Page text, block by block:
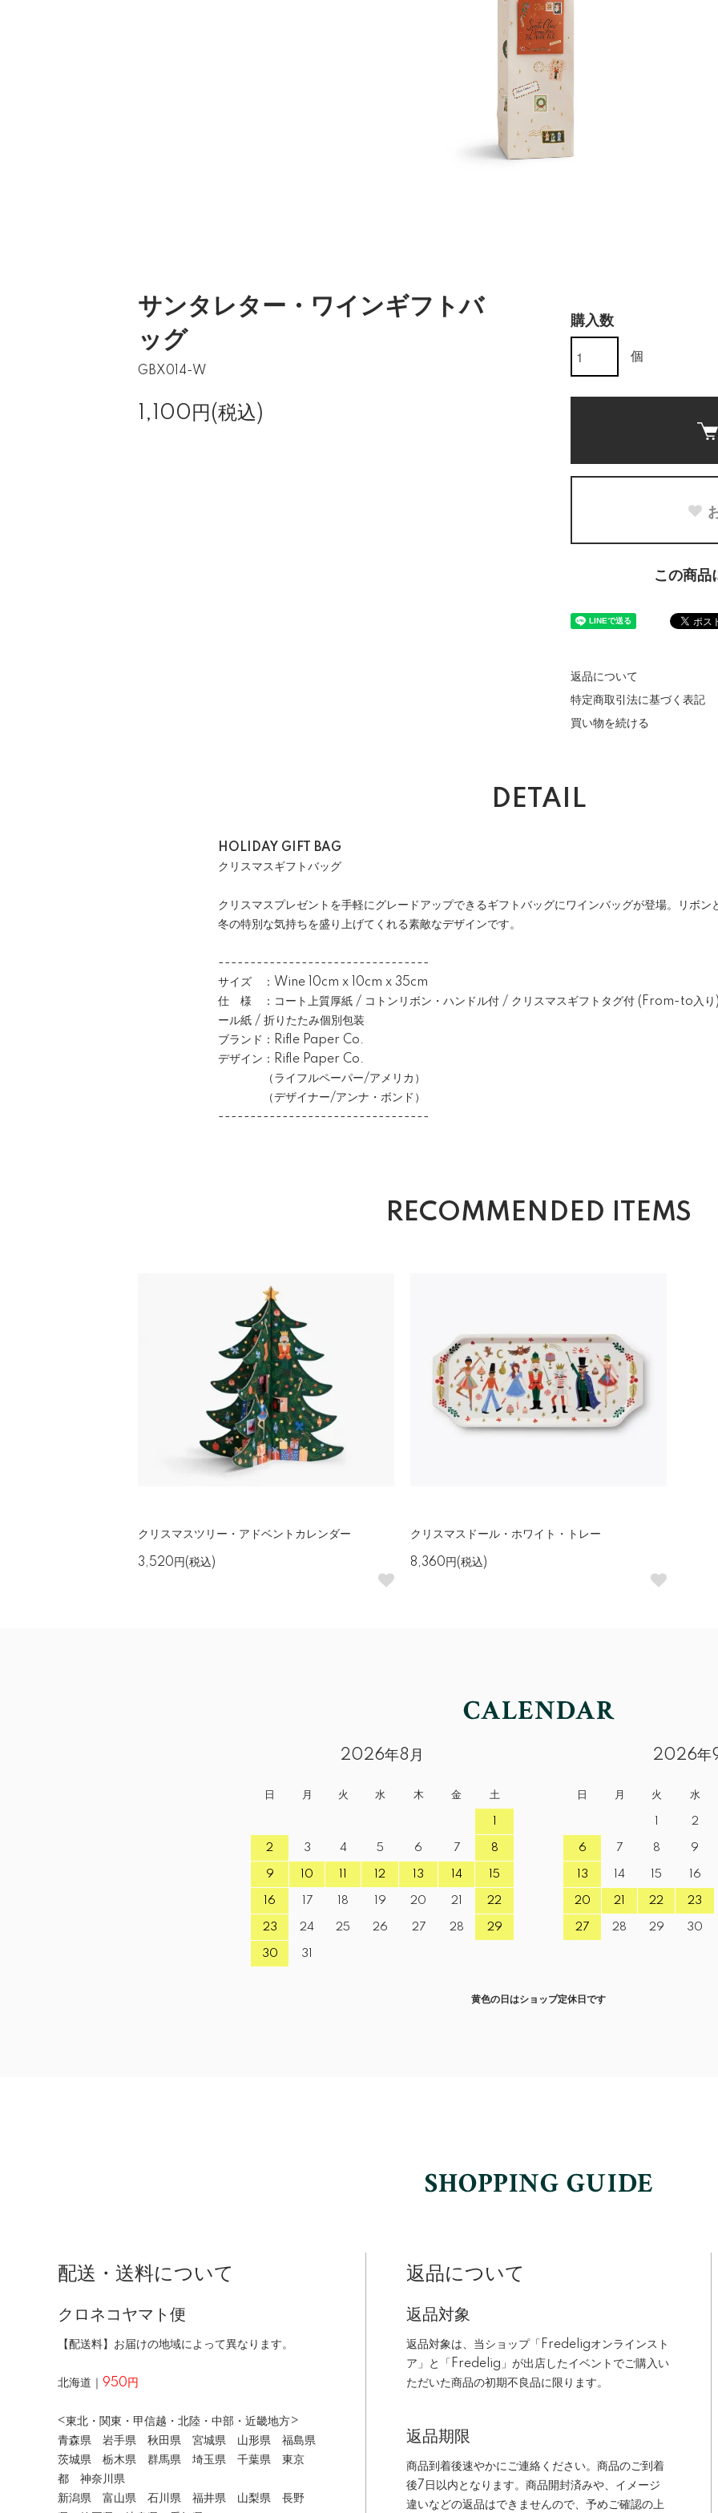
サンタレター・ワインギフトバ
ッグ
GBX014-W
1,100円(税込)
購入数
個
この商品
返品について
特定商取引法に基づく表記
買い物を続ける
DETAIL
HOLIDAY GIFT BAG
クリスマスギフトバッグ
クリスマスプレゼントを手軽にグレードアップできるギフトバッグにワインバッグが登場。リボン
冬の特別な気持ちを盛り上げてくれる素敵なデザインです。
---------------------------------
サイズ ：Wine 10cm x 10cm x 35cm
仕 様 ：コート上質厚紙 / コトンリボン・ハンドル付 / クリスマスギフトタグ付 (From-to入り
ール紙 / 折りたたみ個別包装
ブランド：Rifle Paper Co.
デザイン：Rifle Paper Co.
（ライフルペーパー/アメリカ）
（デザイナー/アンナ・ボンド）
---------------------------------
RECOMMENDED ITEMS
クリスマスツリー・アドベントカレンダー
3,520円(税込)
クリスマスドール・ホワイト・トレー
8,360円(税込)
2026年8月
日 月 火 水 木 金 土
2 3 4 5 6 7 8
9 10 12 13 14 15
16 17 18 19 20 21 22
23 24 25 26 27 28 29
30 31
2026年
日 月 火 水
2
6 7 8 9
13 14 15 16
20 21 22 23
27 28 29 30
黄色の日はショップ定休日です
配送・送料について
クロネコヤマト便
【配送料】お届けの地域によって異なります。
北海道｜ 950円
<東北・関東・甲信越・北陸・中部・近畿地方>
青森県 岩手県 秋田県 宮城県 山形県 福島県
茨城県 栃木県 群馬県 埼玉県 千葉県 東京
都 神奈川県
新潟県 富山県 石川県 福井県 山梨県 長野
返品について
返品対象
返品対象は、当ショップ「Fredeligオンラインスト
ア」と「Fredelig」が出店したイベントでご購入い
ただいた商品の初期不良品に限ります。
返品期限
商品到着後速やかにご連絡ください。商品のご到着
後7日以内となります。商品開封済みや、イメージ
違いなどの返品はできませんので、予めご確認の上